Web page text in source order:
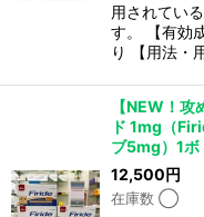
用されてい
す。 【有効
り 【用法・
【NEW！
ド 1mg（
ブ5mg）1ボ
12,500円
在庫数 ◯